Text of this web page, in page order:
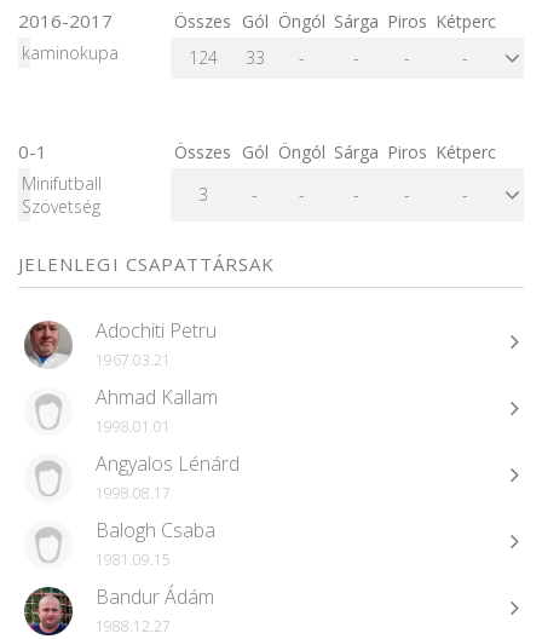
2016-2017 Összes Gól Öngól Sárga Piros Kétperc
kaminokupa
124 33 - - - -
0-1 Összes Gól Öngól Sárga Piros Kétperc
Minifutball
Szövetség
3 - - - - -
JELENLEGI CSAPATTÁRSAK
Adochiti Petru
1967.03.21
Ahmad Kallam
1998.01.01
Angyalos Lénárd
1998.08.17
Balogh Csaba
1981.09.15
Bandur Ádám
1988.12.27